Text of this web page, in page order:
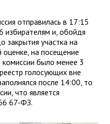
отправилась в 17:15
избирателям и, обойдя
закрытия участка на
на посещение
комиссии было менее 3
голосующих вне
после 14:00, то
что является
67-ФЗ.